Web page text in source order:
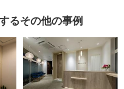
るその他の事例